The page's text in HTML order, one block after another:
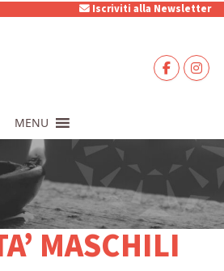
Iscriviti alla Newsletter
MENU
MASCHILI